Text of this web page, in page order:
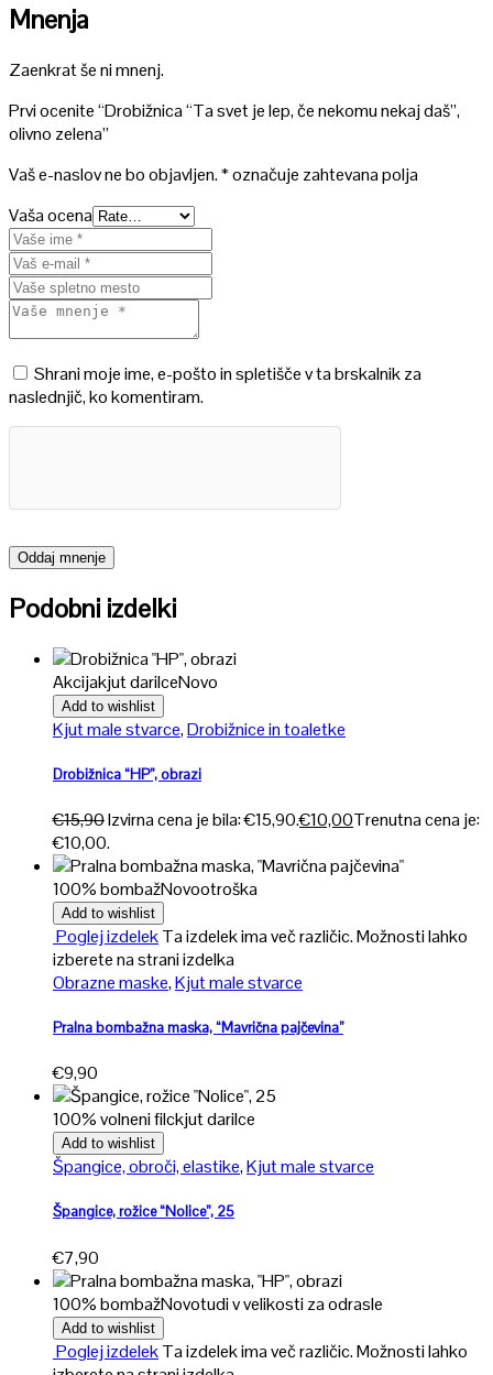
Mnenja
Zaenkrat še ni mnenj.
Prvi ocenite “Drobižnica “Ta svet je lep, če nekomu nekaj daš”,
olivno zelena”
Vaš e-naslov ne bo objavljen.*označuje zahtevana polja
Vaša ocena
Shrani moje ime, e-pošto in spletišče v ta brskalnik za
naslednjič, ko komentiram.
Podobni izdelki
Akcijakjut darilceNovo
Add to wishlist
Kjut male stvarce,Drobižnice in toaletke
Drobižnica “HP”, obrazi
€15,90Izvirna cena je bila: €15,90.€10,00Trenutna cena je:
€10,00.
100% bombažNovootroška
Add to wishlist
Poglej izdelekTa izdelek ima več različic. Možnosti lahko
izberete na strani izdelka
Obrazne maske,Kjut male stvarce
Pralna bombažna maska, “Mavrična pajčevina”
€9,90
100% volneni filckjut darilce
Add to wishlist
Špangice, obroči, elastike,Kjut male stvarce
Špangice, rožice “Nolice”, 25
€7,90
100% bombažNovotudi v velikosti za odrasle
Add to wishlist
Poglej izdelekTa izdelek ima več različic. Možnosti lahko